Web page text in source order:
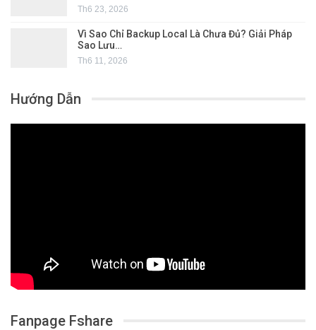
Th6 23, 2026
Vì Sao Chỉ Backup Local Là Chưa Đủ? Giải Pháp
Sao Lưu…
Th6 11, 2026
Hướng Dẫn
Fanpage Fshare